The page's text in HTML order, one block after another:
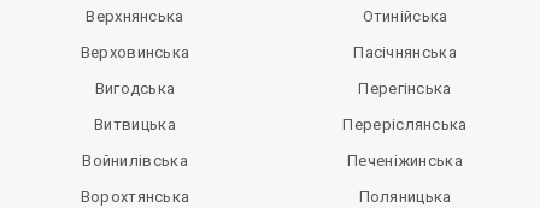
Верхнянська
Верховинська
Вигодська
Витвицька
Войнилівська
Ворохтянська
Отинійська
Пасічнянська
Перегінська
Переріслянська
Печеніжинська
Поляницька